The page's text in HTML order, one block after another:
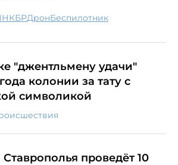
КБР дрон беспилотник
"джентльмену удачи"
колонии за тату с
символикой
проведёт 10